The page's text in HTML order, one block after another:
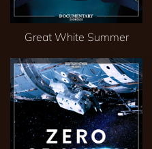
Great White Summer